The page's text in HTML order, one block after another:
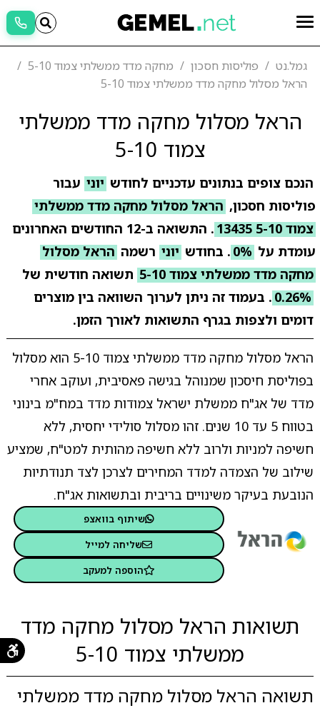
גמל.נט פוליסות חסכון
מחקה מדד ממשלתי צמוד 5-10
הראל מסלול מחקה מדד ממשלתי צמוד 5-10
הראל מסלול מחקה מדד ממשלתי
צמוד 5-10
הנכם צופים בנתונים עדכניים לחודש יוני עבור
פוליסות חסכון, הראל מסלול מחקה מדד ממשלתי
צמוד 5-10 13435
. התשואה ב-12 החודשים האחרונים
עומדת על 0% . בחודש יוני רשמה הראל מסלול
מחקה מדד ממשלתי צמוד 5-10
תשואה חודשית של
0.26% . בעמוד זה ניתן לערוך השוואה בין מוצרים
דומים ולצפות בגרף התשואות לאורך הזמן.
הראל מסלול מחקה מדד ממשלתי צמוד 5-10 הוא מסלול
בפוליסת חיסכון שמנוהל בגישה פאסיבית, ועוקב אחרי
מדד של אג"ח ממשלת ישראל צמודות מדד במח"מ בינוני
בטווח 5 עד 10 שנים. זהו מסלול סולידי יחסית, ללא
חשיפה למניות ולרוב ללא חשיפה מהותית למט"ח, שמציע
שילוב של הצמדה למדד המחירים לצרכן לצד תנודתיות
הנובעת בעיקר משינויים בריבית ובתשואות אג"ח.
שיתוף בוואצפ
שליחה למייל
הוספה למעקב
תשואות הראל מסלול מחקה מדד
ממשלתי צמוד 5-10
תשואה הראל מסלול מחקה מדד ממשלתי